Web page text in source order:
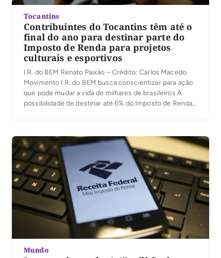
Tocantins
Contribuintes do Tocantins têm até o
final do ano para destinar parte do
Imposto de Renda para projetos
culturais e esportivos
I.R. do BEM Renato Paixão – Crédito: Carlos Macedo
Movimento I.R. do BEM busca conscientizar para ação
que pode mudar a vida de milhares de brasileiros A
possibilidade de destinar até 6% do Imposto de Renda
Mundo